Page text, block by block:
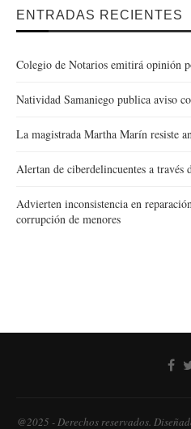
ENTRADAS RECIENTES
Colegio de Notarios emitirá opinión
Natividad Samaniego publica aviso
La magistrada Martha Marín resiste
Alertan de ciberdelincuentes a través
Advierten inconsistencia en
corrupción de menores
@2025 - Derechos reservados.